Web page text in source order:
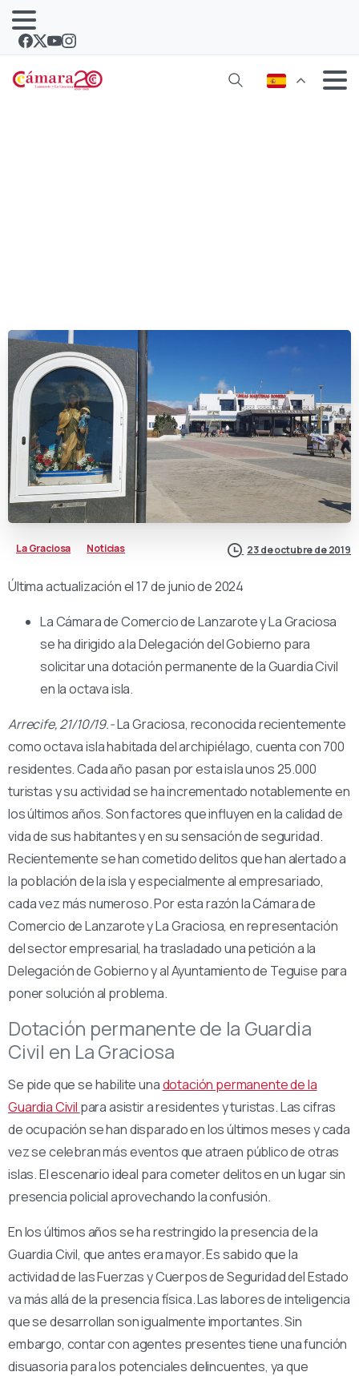
La Graciosa Noticias 23 de octubre de 2019
Última actualización el 17 de junio de 2024
La Cámara de Comercio de Lanzarote y La Graciosa
se ha dirigido a la Delegación del Gobierno para
solicitar una dotación permanente de la Guardia Civil
en la octava isla.
Arrecife, 21/10/19.-La Graciosa, reconocida recientemente
como octava isla habitada del archipiélago, cuenta con 700
residentes. Cada año pasan por esta isla unos 25.000
turistas y su actividad se ha incrementado notablemente en
los últimos años. Son factores que influyen en la calidad de
vida de sus habitantes y en su sensación de seguridad.
Recientemente se han cometido delitos que han alertado a
la población de la isla y especialmente al empresariado,
cada vez más numeroso. Por esta razón la Cámara de
Comercio de Lanzarote y La Graciosa, en representación
del sector empresarial, ha trasladado una petición a la
Delegación de Gobierno y al Ayuntamiento de Teguise para
poner solución al problema.
Dotación permanente de la Guardia
Civil en La Graciosa
Se pide que se habilite unadotación permanente de la
Guardia Civil para asistir a residentes y turistas. Las cifras
de ocupación se han disparado en los últimos meses y cada
vez se celebran más eventos que atraen público de otras
islas. El escenario ideal para cometer delitos en un lugar sin
presencia policial aprovechando la confusión.
En los últimos años se ha restringido la presencia de la
Guardia Civil, que antes era mayor. Es sabido que la
actividad de las Fuerzas y Cuerpos de Seguridad del Estado
va más allá de la presencia física. Las labores de inteligencia
que se desarrollan son igualmente importantes. Sin
embargo, contar con agentes presentes tiene una función
disuasoria para los potenciales delincuentes, ya que